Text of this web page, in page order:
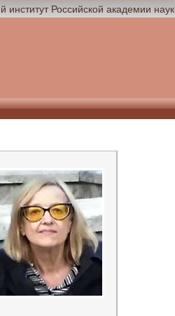
Российской академии наук